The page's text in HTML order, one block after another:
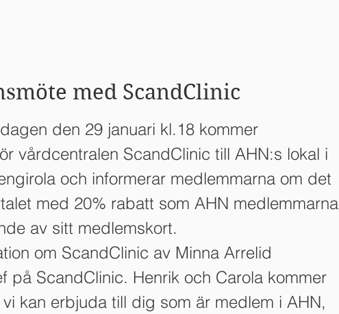
med ScandClinic
den 29 januari kl.18 kommer
vårdcentralen ScandClinic till AHN:s lokal i
och informerar medlemmarna om det
med 20% rabatt som AHN medlemmarna
av sitt medlemskort.
om ScandClinic av Minna Arrelid
på ScandClinic. Henrik och Carola kommer
kan erbjuda till dig som är medlem i AHN,